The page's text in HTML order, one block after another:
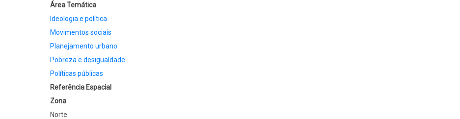
Área Temática
Ideologia e política
Movimentos sociais
Planejamento urbano
Pobreza e desigualdade
Políticas públicas
Referência Espacial
Zona
Norte